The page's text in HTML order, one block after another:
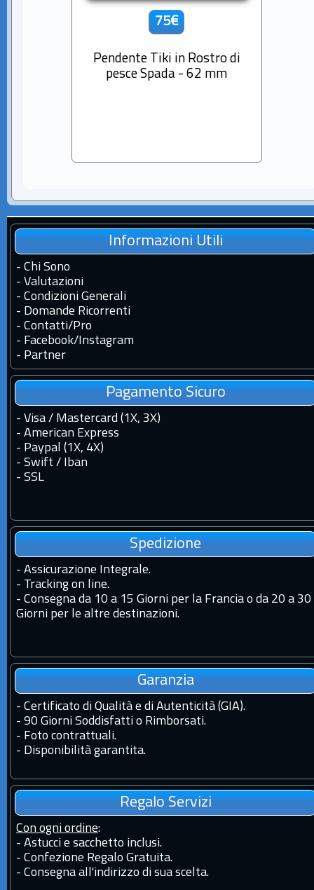
75€
Pendente Tiki in Rostro di
pesce Spada - 62 mm
Informazioni Utili
- Chi Sono
- Valutazioni
- Condizioni Generali
- Domande Ricorrenti
- Contatti/Pro
- Facebook/ Instagram
- Partner
Pagamento Sicuro
- Visa / Mastercard (1X, 3X)
- American Express
- Paypal (1X, 4X)
- Swift / Iban
- SSL
Spedizione
- Assicurazione Integrale.
- Tracking on line.
- Consegna da 10 a 15 Giorni per la Francia o da 20 a 30
Giorni per le altre destinazioni.
Garanzia
- Certificato di Qualità e di Autenticità (GIA).
- 90 Giorni Soddisfatti o Rimborsati.
- Foto contrattuali.
- Disponibilità garantita.
Regalo Servizi
Con ogni ordine:
- Astucci e sacchetto inclusi.
- Confezione Regalo Gratuita.
- Consegna all'indirizzo di sua scelta.